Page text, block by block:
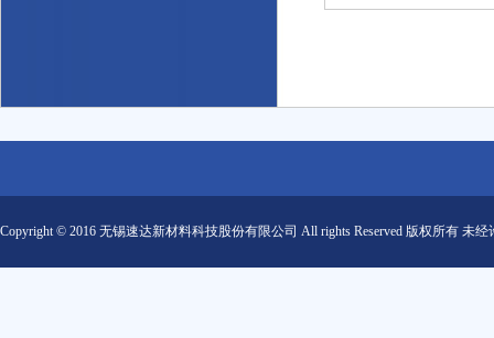
Copyright © 2016 无锡速达新材料科技股份有限公司 All rights Reserved 版权所有 未